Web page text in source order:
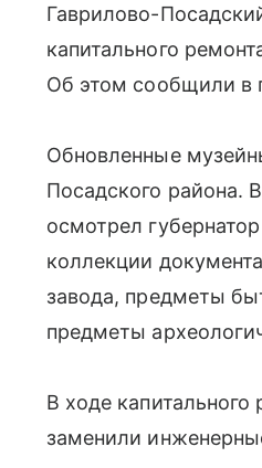
Гаврилово-
капитального
Об этом сообщили в
Обновленные
Посадского района.
осмотрел
коллекции
завода, предметы
предметы
В ходе
заменили